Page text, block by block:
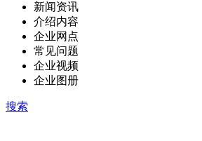
新闻资讯
介绍内容
企业网点
常见问题
企业视频
企业图册
搜索